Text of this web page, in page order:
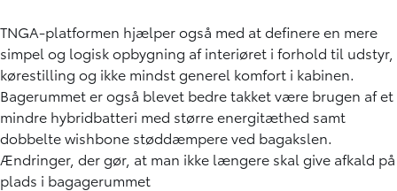
TNGA-platformen hjælper også med at definere en mere
simpel og logisk opbygning af interiøret i forhold til udstyr,
kørestilling og ikke mindst generel komfort i kabinen.
Bagerummet er også blevet bedre takket være brugen af et
mindre hybridbatteri med større energitæthed samt
dobbelte wishbone støddæmpere ved bagakslen.
Ændringer, der gør, at man ikke længere skal give afkald på
plads i bagagerummet